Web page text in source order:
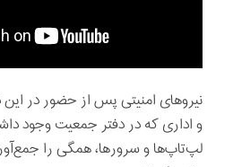
نیروهای امنیتی پس از حضور در
و اداری که در دفتر جمعیت وجود
لپ‌تاپ‌ها و سرورها، همگی را